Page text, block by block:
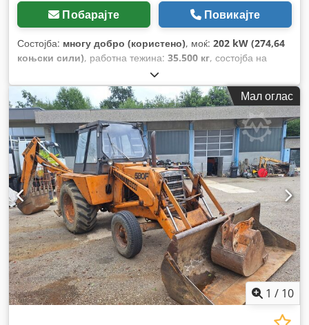
Побарајте Повикајте
Состојба: многу добро (користено), моќ: 202 kW (274,64
коњски сили), работна тежина: 35.500 кг, состојба на
, Година на изградба:
часови:9.139 h, Опрема:клима уред,
Мал оглас
1 / 10